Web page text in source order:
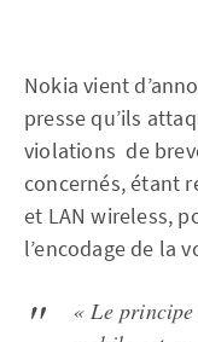
Nokia vient
presse qu’ils
violations de
concernés, étant
et LAN wireless,
l’encodage de la
« Le